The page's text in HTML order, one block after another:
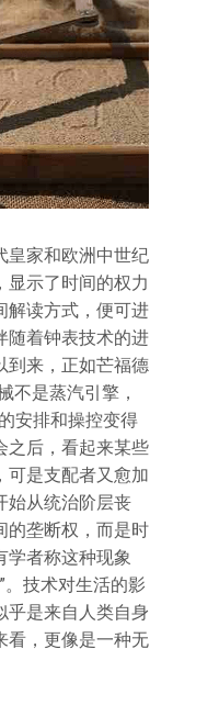
皇家和欧洲中世纪
显示了时间的权力
解读方式，便可进
随着钟表技术的进
到来，正如芒福德
不是蒸汽引擎，
安排和操控变得
之后，看起来某些
可是支配者又愈加
始从统治阶层丧
的垄断权，而是时
学者称这种现象
。技术对生活的影
乎是来自人类自身
看，更像是一种无